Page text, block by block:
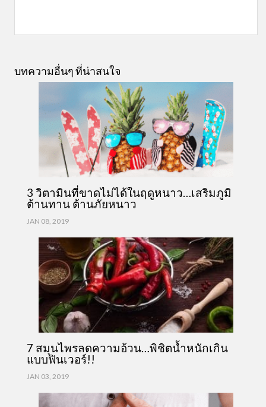
บทความอื่นๆ ที่น่าสนใจ
3 วิตามินที่ขาดไม่ได้ในฤดูหนาว…เสริมภูมิ
ต้านทาน ต้านภัยหนาว
JAN 08, 2019
7 สมุนไพรลดความอ้วน…พิชิตน้ำหนักเกิน
แบบฟินเวอร์!!
JAN 03, 2019